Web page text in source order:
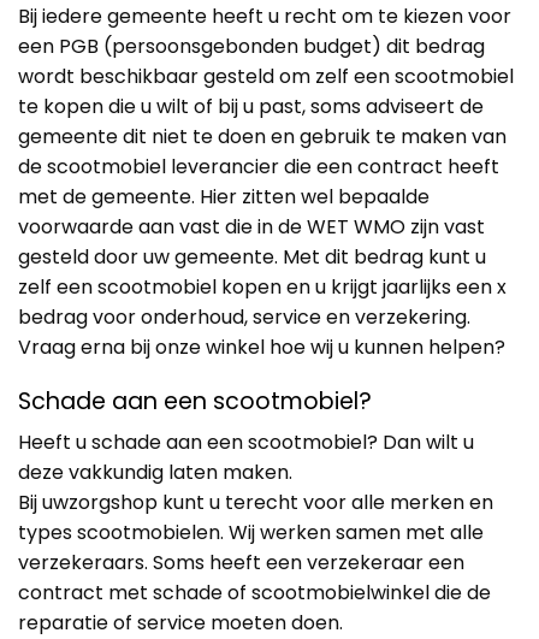
Bij iedere gemeente heeft u recht om te kiezen voor
een PGB (persoonsgebonden budget) dit bedrag
wordt beschikbaar gesteld om zelf een scootmobiel
te kopen die u wilt of bij u past, soms adviseert de
gemeente dit niet te doen en gebruik te maken van
de scootmobiel leverancier die een contract heeft
met de gemeente. Hier zitten wel bepaalde
voorwaarde aan vast die in de WET WMO zijn vast
gesteld door uw gemeente. Met dit bedrag kunt u
zelf een scootmobiel kopen en u krijgt jaarlijks een x
bedrag voor onderhoud, service en verzekering.
Vraag erna bij onze winkel hoe wij u kunnen helpen?
Schade aan een scootmobiel?
Heeft u schade aan een scootmobiel? Dan wilt u
deze vakkundig laten maken.
Bij uwzorgshop kunt u terecht voor alle merken en
types scootmobielen. Wij werken samen met alle
verzekeraars. Soms heeft een verzekeraar een
contract met schade of scootmobielwinkel die de
reparatie of service moeten doen.